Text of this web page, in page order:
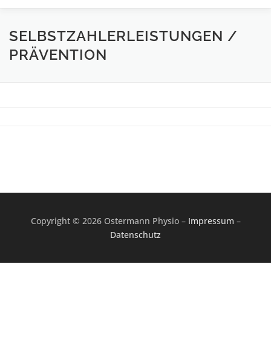
SELBSTZAHLERLEISTUNGEN /
PRÄVENTION
Copyright © 2026 Ostermann Physio – Impressum –
Datenschutz